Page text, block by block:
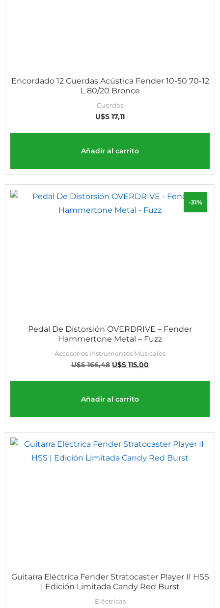
Encordado 12 Cuerdas Acústica Fender 10-50 70-12
L 80/20 Bronce
Cuerdas
U$S 17,11
Añadir al carrito
-31%
Pedal De Distorsión OVERDRIVE – Fender
Hammertone Metal – Fuzz
Accesorios Instrumentos Musicales
U$S166,48 U$S 115,00
Añadir al carrito
Guitarra Eléctrica Fender Stratocaster Player II HSS
| Edición Limitada Candy Red Burst
Eléctricas